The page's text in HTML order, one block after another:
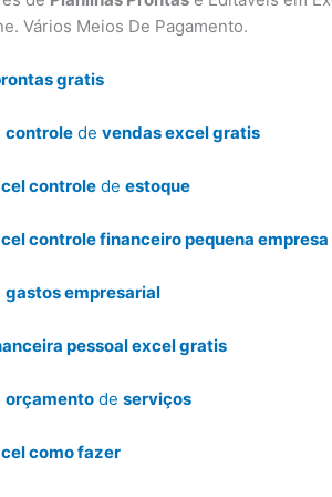
Vários Meios De Pagamento.
gratis
controle de vendas excel gratis
controle de estoque
controle financeiro pequena
gastos empresarial
pessoal excel gratis
orçamento de serviços
como fazer